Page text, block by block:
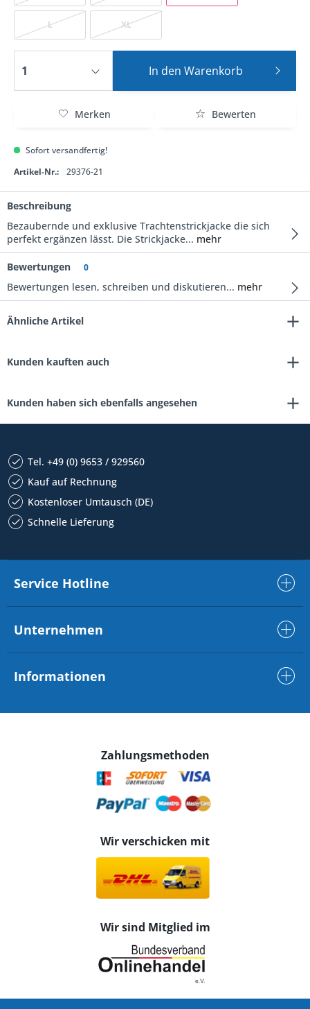
L XL
In den Warenkorb
Merken Bewerten
Sofort versandfertig!
Artikel-Nr.:
29376-21
Beschreibung
Bezaubernde und exklusive Trachtenstrickjacke die sich
perfekt ergänzen lässt. Die Strickjacke... mehr
Bewertungen 0
Bewertungen lesen, schreiben und diskutieren... mehr
Ähnliche Artikel
Kunden kauften auch
Kunden haben sich ebenfalls angesehen
Tel. +49 (0) 9653 / 929560
Kauf auf Rechnung
Kostenloser Umtausch (DE)
Schnelle Lieferung
Service Hotline
Unternehmen
Informationen
Zahlungsmethoden
Wir verschicken mit
Wir sind Mitglied im